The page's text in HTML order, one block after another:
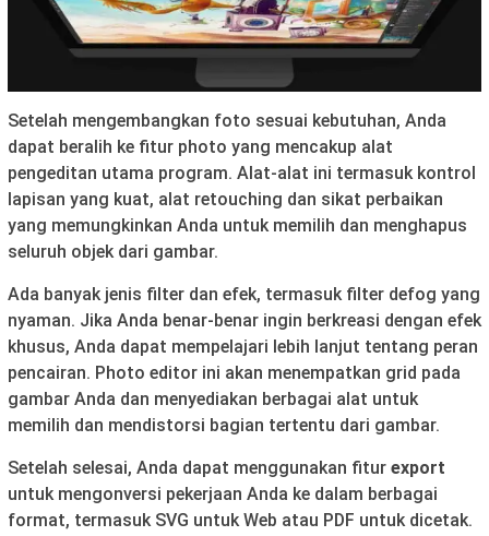
Setelah mengembangkan foto sesuai kebutuhan, Anda
dapat beralih ke fitur photo yang mencakup alat
pengeditan utama program. Alat-alat ini termasuk kontrol
lapisan yang kuat, alat retouching dan sikat perbaikan
yang memungkinkan Anda untuk memilih dan menghapus
seluruh objek dari gambar.
Ada banyak jenis filter dan efek, termasuk filter defog yang
nyaman. Jika Anda benar-benar ingin berkreasi dengan efek
khusus, Anda dapat mempelajari lebih lanjut tentang peran
pencairan. Photo editor ini akan menempatkan grid pada
gambar Anda dan menyediakan berbagai alat untuk
memilih dan mendistorsi bagian tertentu dari gambar.
Setelah selesai, Anda dapat menggunakan fitur export
untuk mengonversi pekerjaan Anda ke dalam berbagai
format, termasuk SVG untuk Web atau PDF untuk dicetak.